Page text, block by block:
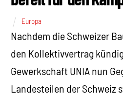
Europa
Nachdem die Schweizer
den Kollektivvertrag
Gewerkschaft UNIA nun
Landesteilen der Schweiz